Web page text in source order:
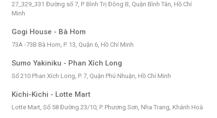
27_329_331 Đường số 7, P. Bình Trị Đông B, Quận Bình Tân, Hồ Chí
Minh
Gogi House - Bà Hom
73A -73B Bà Hom, P. 13, Quận 6, Hồ Chí Minh
Sumo Yakiniku - Phan Xích Long
Số 210 Phan Xích Long, P. 7, Quận Phú Nhuận, Hồ Chí Minh
Kichi-Kichi - Lotte Mart
Lotte Mart, Số 58 Đường 23/10, P. Phương Sơn, Nha Trang, Khánh Hoà